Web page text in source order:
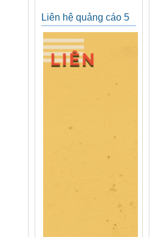
Liên hệ quảng cáo 5